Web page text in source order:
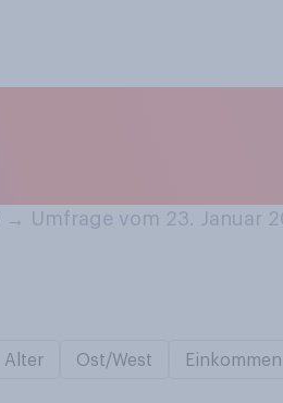
→ Umfrage vom 23. Januar
Alter Ost/West Einkommen